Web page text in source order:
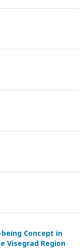
Concept in
Visegrad Region